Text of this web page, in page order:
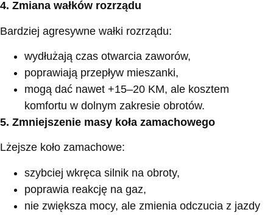
4. Zmiana wałków rozrządu
Bardziej agresywne wałki rozrządu:
wydłużają czas otwarcia zaworów,
poprawiają przepływ mieszanki,
mogą dać nawet +15–20 KM, ale kosztem
komfortu w dolnym zakresie obrotów.
5. Zmniejszenie masy koła zamachowego
Lżejsze koło zamachowe:
szybciej wkręca silnik na obroty,
poprawia reakcję na gaz,
nie zwiększa mocy, ale zmienia odczucia z jazdy